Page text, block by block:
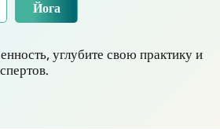
Йога
углубите свою практику и